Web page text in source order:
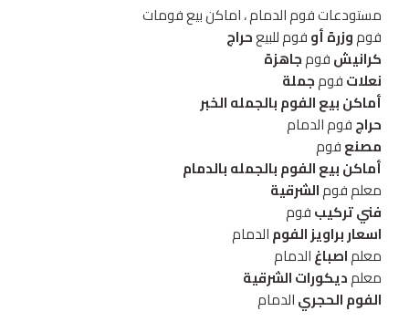
مستودعات فوم الدمام ، اماكن بيع فومات
فوموزرة أوفوم للبيعحراج
كرانيشفومجاهزة
نعلاتفومجملة
أماكن بيع الفوم بالجمله الخبر
حراجفوم الدمام
مصنعفوم
أماكن بيع الفوم بالجمله بالدمام
معلم فومالشرقية
فني تركيبفوم
اسعار براويز الفومالدمام
معلماصباغالدمام
معلمديكورات الشرقية
الفوم الحجريالدمام